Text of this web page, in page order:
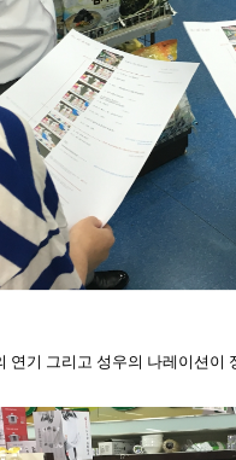
연기 그리고 성우의 나레이션